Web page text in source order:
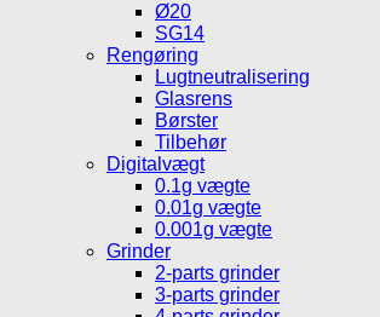
Ø20
SG14
Rengøring
Lugtneutralisering
Glasrens
Børster
Tilbehør
Digitalvægt
0.1g vægte
0.01g vægte
0.001g vægte
Grinder
2-parts grinder
3-parts grinder